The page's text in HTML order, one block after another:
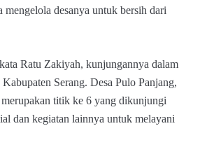
mengelola desanya untuk bersih dari
Ratu Zakiyah, kunjungannya dalam
Serang. Desa Pulo Panjang,
titik ke 6 yang dikunjungi
dan kegiatan lainnya untuk melayani